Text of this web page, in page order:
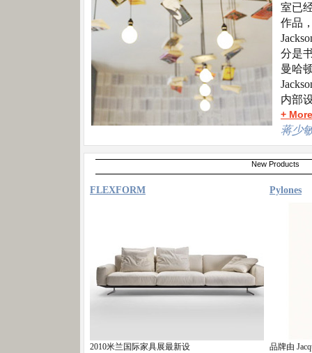
室已
作品
分是
曼哈
内部
+ More
蒋少
New Products
FLEXFORM
2010米兰国际家具展最新设
Pylones
品牌由